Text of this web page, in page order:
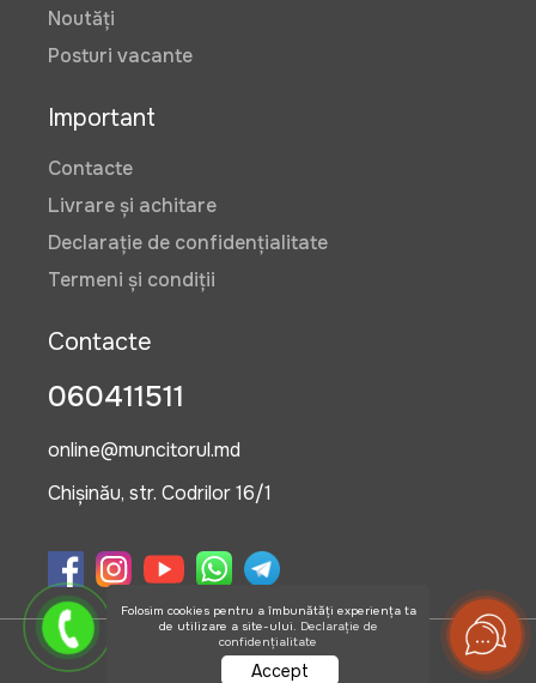
Noutăți
Posturi vacante
Important
Contacte
Livrare și achitare
Declarație de confidențialitate
Termeni și condiții
Contacte
060411511
online@muncitorul.md
Chișinău, str. Codrilor 16/1
©2026 OlisGrup SRL
Folosim cookies pentru a îmbunătăți experiența ta
de utilizare a site-ului. Declarație de
confidențialitate
Accept